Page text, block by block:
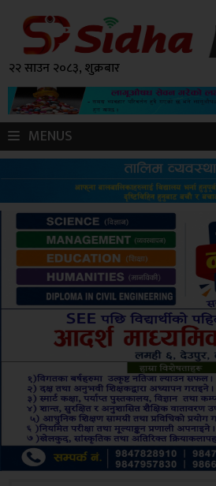
२२ साउन २०८३, शुक्रबार
MENUS